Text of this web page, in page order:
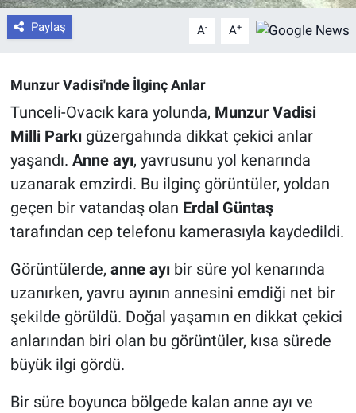
Paylaş A- A+
Munzur Vadisi'nde İlginç Anlar
Tunceli-Ovacık kara yolunda, Munzur Vadisi
Milli Parkıgüzergahında dikkat çekici anlar
yaşandı. Anne ayı, yavrusunu yol kenarında
uzanarak emzirdi. Bu ilginç görüntüler, yoldan
geçen bir vatandaş olan Erdal Güntaş
tarafından cep telefonu kamerasıyla kaydedildi.
Görüntülerde, anne ayıbir süre yol kenarında
uzanırken, yavru ayının annesini emdiği net bir
şekilde görüldü. Doğal yaşamın en dikkat çekici
anlarından biri olan bu görüntüler, kısa sürede
büyük ilgi gördü.
Bir süre boyunca bölgede kalan anne ayı ve